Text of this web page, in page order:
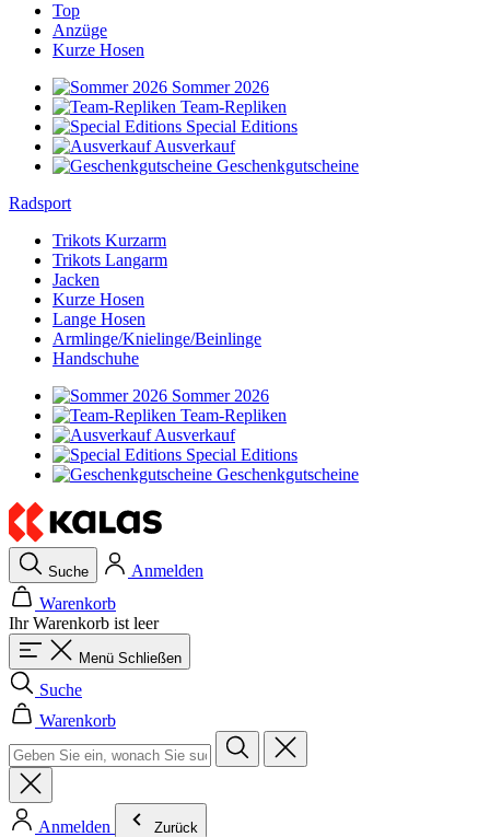
Top
Anzüge
Kurze Hosen
Sommer 2026
Team-Repliken
Special Editions
Ausverkauf
Geschenkgutscheine
Radsport
Trikots Kurzarm
Trikots Langarm
Jacken
Kurze Hosen
Lange Hosen
Armlinge/Knielinge/Beinlinge
Handschuhe
Sommer 2026
Team-Repliken
Ausverkauf
Special Editions
Geschenkgutscheine
Suche
Anmelden
Warenkorb
Ihr Warenkorb ist leer
Menü Schließen
Suche
Warenkorb
Anmelden Zurück